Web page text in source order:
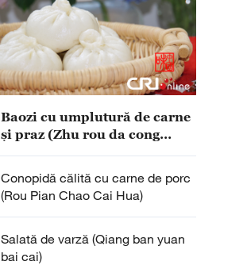
Baozi cu umplutură de carne
și praz (Zhu rou da cong
Conopidă călită cu carne de porc
(Rou Pian Chao Cai Hua)
Salată de varză (Qiang ban yuan
bai cai)